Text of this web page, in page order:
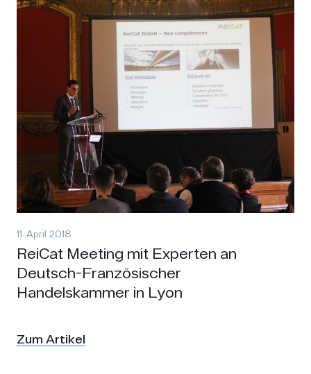
11. April 2018
ReiCat Meeting mit Experten an
Deutsch-Französischer
Handelskammer in Lyon
Zum Artikel